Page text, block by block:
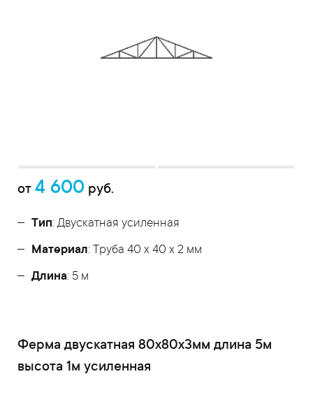
от 4 600 руб.
Тип: Двускатная усиленная
Материал: Труба 40 x 40 x 2 мм
Длина: 5 м
Ферма двускатная 80x80x3мм длина 5м
высота 1м усиленная